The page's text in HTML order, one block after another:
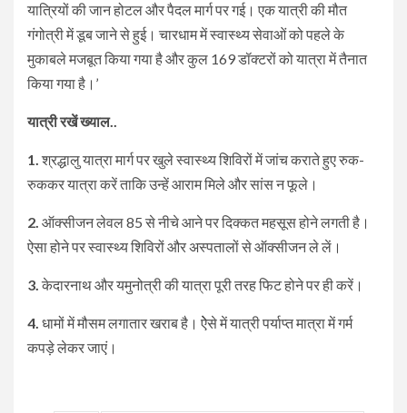
यात्रियों की जान होटल और पैदल मार्ग पर गई। एक यात्री की मौत
गंगोत्री में डूब जाने से हुई। चारधाम में स्वास्थ्य सेवाओं को पहले के
मुकाबले मजबूत किया गया है और कुल 169 डॉक्टरों को यात्रा में तैनात
किया गया है।’
यात्री रखें ख्याल..
1. श्रद्धालु यात्रा मार्ग पर खुले स्वास्थ्य शिविरों में जांच कराते हुए रुक-
रुककर यात्रा करें ताकि उन्हें आराम मिले और सांस न फूले।
2. ऑक्सीजन लेवल 85 से नीचे आने पर दिक्कत महसूस होने लगती है।
ऐसा होने पर स्वास्थ्य शिविरों और अस्पतालों से ऑक्सीजन ले लें।
3. केदारनाथ और यमुनोत्री की यात्रा पूरी तरह फिट होने पर ही करें।
4. धामों में मौसम लगातार खराब है। ऐेसे में यात्री पर्याप्त मात्रा में गर्म
कपड़े लेकर जाएं।